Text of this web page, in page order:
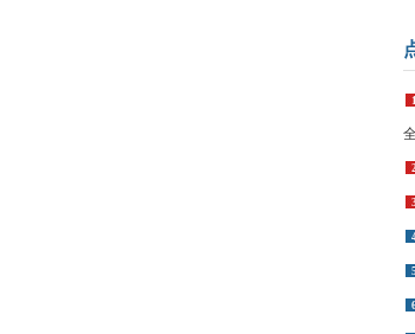
1
5